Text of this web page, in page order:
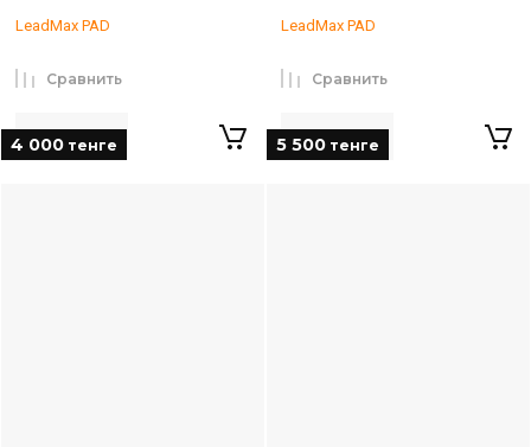
LeadMax PAD
4 000 тенге
Сравнить
LeadMax PAD
5 500 тенге
Сравнить